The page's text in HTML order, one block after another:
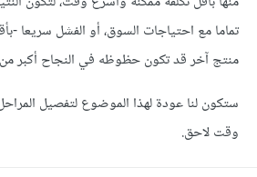
تماما مع احتياجات السوق، أو الفشل سريعا -
منتج آخر قد تكون حظوظه في النجاح أكبر
ستكون لنا عودة لهذا الموضوع لتفصيل المراحل
وقت لاحق.